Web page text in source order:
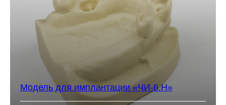
Модель для имплантации «ЧИ-6.Н»